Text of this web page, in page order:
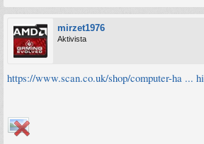
mirzet1976
Aktivista
https://www.scan.co.uk/shop/computer-ha ...